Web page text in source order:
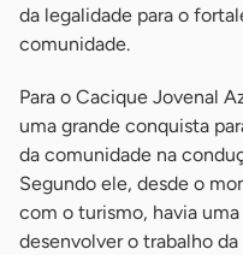
da legalidade para o
comunidade.
Para o Cacique Jovenal
uma grande conquista
da comunidade na
Segundo ele, desde o
com o turismo, havia
desenvolver o trabalho